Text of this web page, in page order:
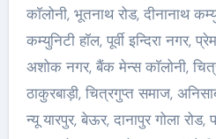
काॅलोनी, भूतनाथ रोड, दीनानाथ
कम्युनिटी हाॅल, पूर्वी इन्दिरा नगर,
अशोक नगर, बैंक मेन्स काॅलोनी,
ठाकुरबाड़ी, चित्रगुप्त समाज,
न्यू यारपुर, बेऊर, दानापुर गोला